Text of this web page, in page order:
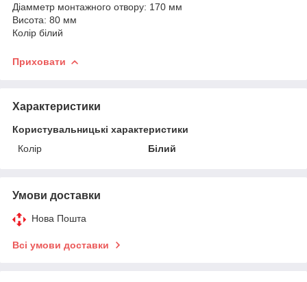
Діамметр монтажного отвору: 170 мм
Висота: 80 мм
Колір білий
Приховати
Характеристики
Користувальницькі характеристики
Колір
Білий
Умови доставки
Нова Пошта
Всі умови доставки